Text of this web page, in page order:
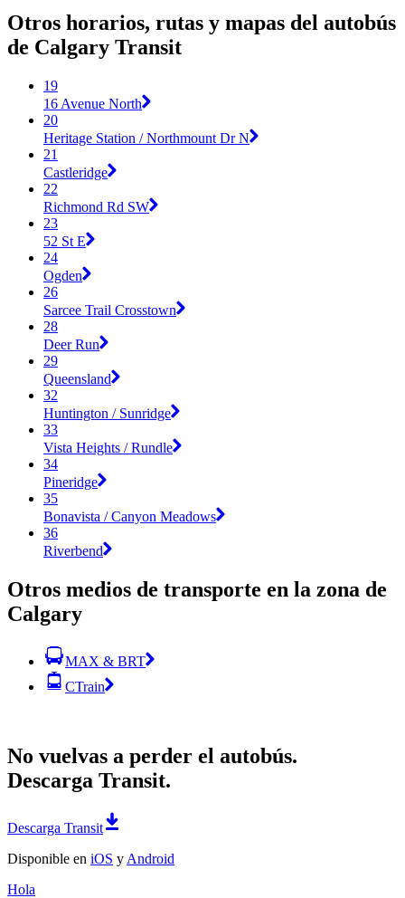
Otros horarios, rutas y mapas del autobús
de Calgary Transit
19
16 Avenue North
20
Heritage Station / Northmount Dr N
21
Castleridge
22
Richmond Rd SW
23
52 St E
24
Ogden
26
Sarcee Trail Crosstown
28
Deer Run
29
Queensland
32
Huntington / Sunridge
33
Vista Heights / Rundle
34
Pineridge
35
Bonavista / Canyon Meadows
36
Riverbend
Otros medios de transporte en la zona de
Calgary
MAX & BRT
CTrain
No vuelvas a perder el autobús.
Descarga Transit.
Descarga Transit
Disponible en iOS y Android
Hola